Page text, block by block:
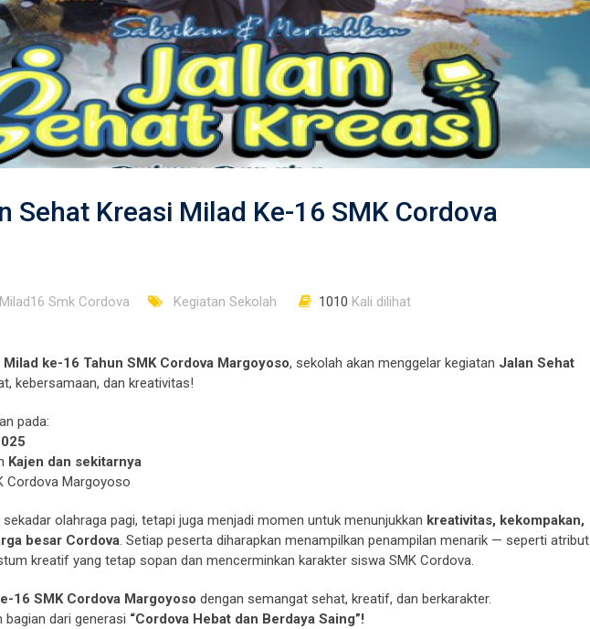
Sehat Kreasi Milad Ke-16 SMK Cordova
Milad16 Smk Cordova Kegiatan Sekolah 1010 Kali dilihat
Milad ke-16 Tahun SMK Cordova Margoyoso, sekolah akan menggelar kegiatan Jalan Sehat
kebersamaan, dan kreativitas!
pada:
Kajen dan sekitarnya
Cordova Margoyoso
olahraga pagi, tetapi juga menjadi momen untuk menunjukkan kreativitas, kekompakan,
besar Cordova. Setiap peserta diharapkan menampilkan penampilan menarik — seperti atribut
kreatif yang tetap sopan dan mencerminkan karakter siswa SMK Cordova.
16 SMK Cordova Margoyoso dengan semangat sehat, kreatif, dan berkarakter.
bagian dari generasi “Cordova Hebat dan Berdaya Saing”!